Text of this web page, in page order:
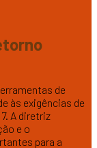
de
às exigências de
A diretriz
e o
para a